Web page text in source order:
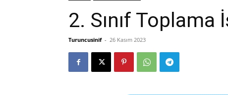
2. Sınıf
Turuncusinif - 26 Kasım 2023